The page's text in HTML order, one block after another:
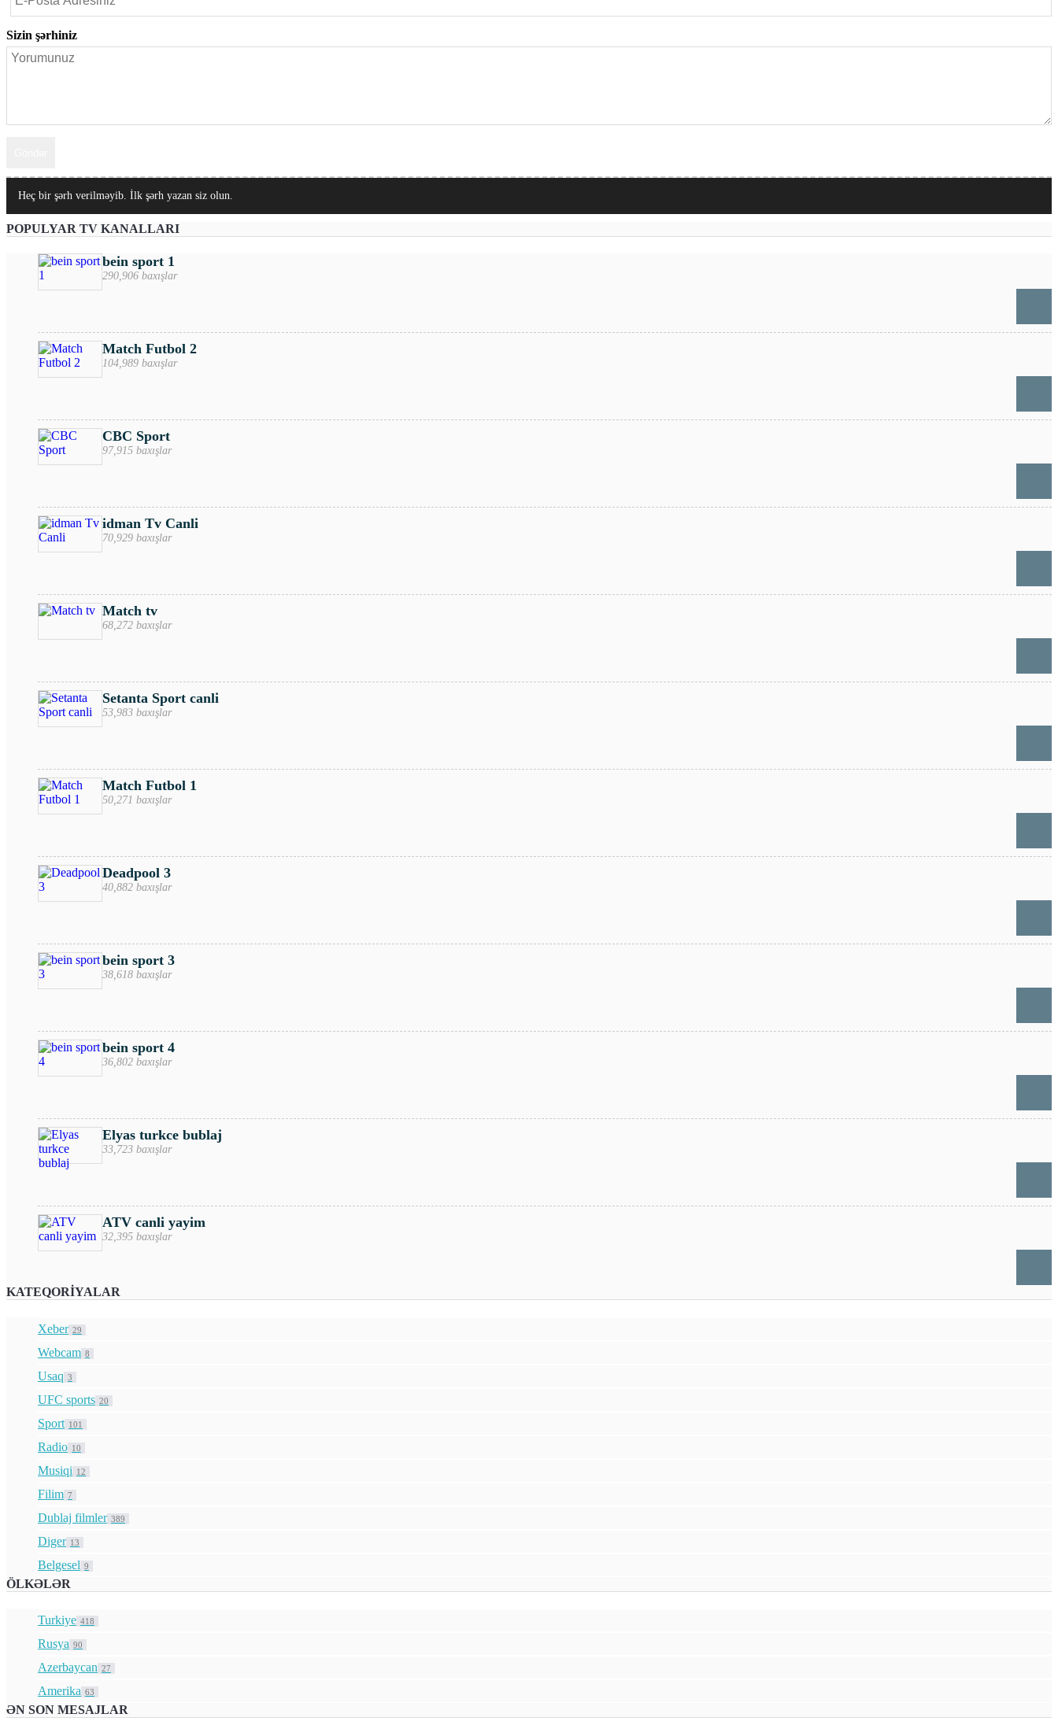
Sizin şərhiniz
Heç bir şərh verilməyib. İlk şərh yazan siz olun.
POPULYAR TV KANALLARI
bein sport 1
290,906 baxışlar
Match Futbol 2
104,989 baxışlar
CBC Sport
97,915 baxışlar
idman Tv Canli
70,929 baxışlar
Match tv
68,272 baxışlar
Setanta Sport canli
53,983 baxışlar
Match Futbol 1
50,271 baxışlar
Deadpool 3
40,882 baxışlar
bein sport 3
38,618 baxışlar
bein sport 4
36,802 baxışlar
Elyas turkce bublaj
33,723 baxışlar
ATV canli yayim
32,395 baxışlar
KATEQORIYALAR
Xeber 29
Webcam 8
Usaq 3
UFC sports 20
Sport 101
Radio 10
Musiqi 12
Filim 7
Dublaj filmler 389
Diger 13
Belgesel 9
ÖLKƏLƏR
Turkiye 418
Rusya 90
Azerbaycan 27
Amerika 63
ƏN SON MESAJLAR